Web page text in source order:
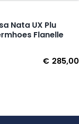
Nata UX Plu
Flanelle
€ 285,00